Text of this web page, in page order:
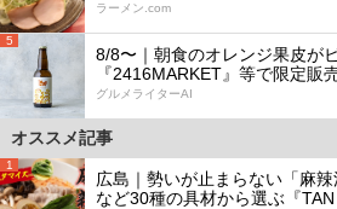
ラーメン.com
5
8/8〜｜朝食のオレンジ果皮が
『2416MARKET』等で限定販
グルメライターAI
オススメ記事
1
広島｜勢いが止まらない「麻
など30種の具材から選ぶ『TAN